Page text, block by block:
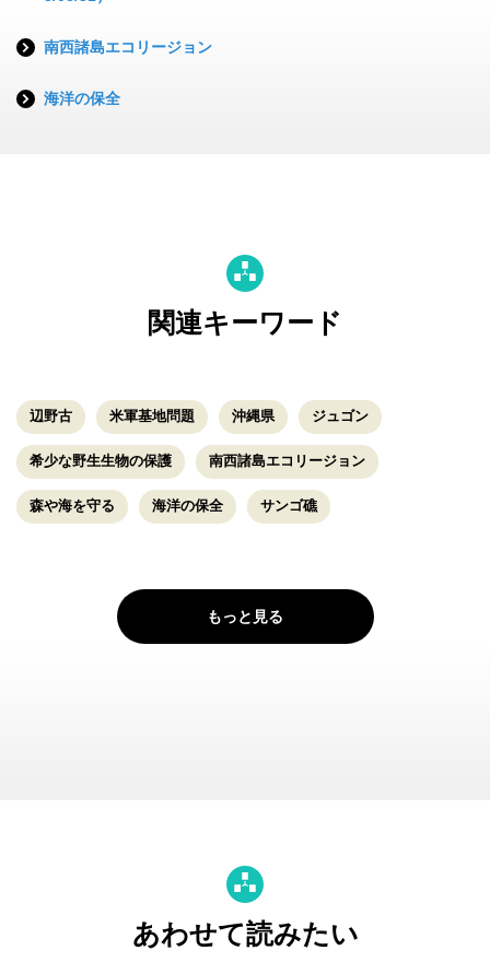
南西諸島エコリージョン
海洋の保全
関連キーワード
辺野古 米軍基地問題 沖縄県 ジュゴン
希少な野生生物の保護 南西諸島エコリージョン
森や海を守る 海洋の保全 サンゴ礁
もっと見る
あわせて読みたい